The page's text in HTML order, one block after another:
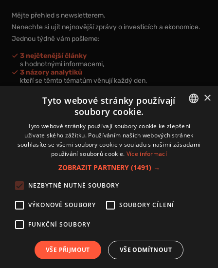
Mějte přehled s newsletterem.
Nenechte si ujít nejnovější zprávy o investicích a ekonomice.
Jednou týdně vám pošleme:
3 nejčtenější články
s hodnotnými informacemi,
3 názory analytiků
kteří se těmto tématům věnují každý den,
nová videa a podcasty
k prohloubení vašich znalostí.
Přihlášením k newsletteru vyjadřujete svůj souhlas spodmínkami
zpracování osobních údajů.
Zásady používání souborů cookies
Autoři
Nastavení cookies
CZECH
×
Tyto webové stránky používají
soubory cookie.
Tyto webové stránky používají soubory cookie ke zlepšení
uživatelského zážitku. Používáním našich webových stránek
souhlasíte se všemi soubory cookie v souladu s našimi zásadami
používání souborů cookie. Více informací
ZOBRAZIT PARTNERY (1491) →
NEZBYTNĚ NUTNÉ SOUBORY
VÝKONOVÉ SOUBORY SOUBORY CÍLENÍ
FUNKČNÍ SOUBORY
VŠE PŘIJMOUT VŠE ODMÍTNOUT